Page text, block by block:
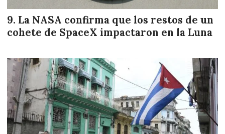
La NASA confirma que los restos de un
cohete de SpaceX impactaron en la Luna